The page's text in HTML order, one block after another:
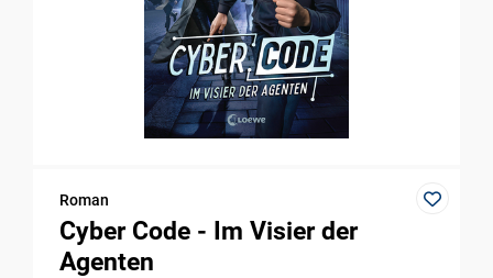
Roman
Cyber Code - Im Visier der
Agenten